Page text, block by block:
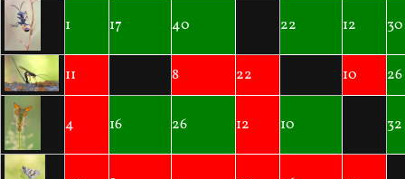
1 17 40 22 12 30
11 8 22 10 26
4 16 26 12 10 32